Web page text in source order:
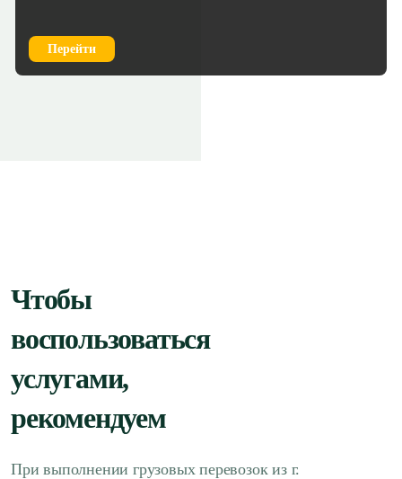
Перейти
Чтобы
воспользоваться
услугами,
рекомендуем
При выполнении грузовых перевозок из г.